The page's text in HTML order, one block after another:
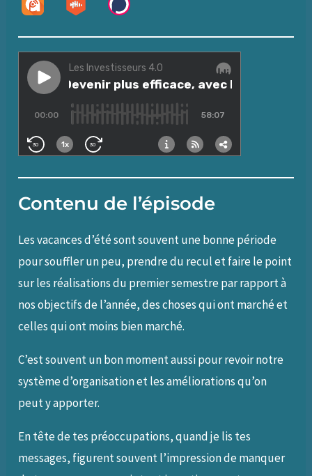
Contenu de l’épisode
Les vacances d’été sont souvent une bonne période
pour souffler un peu, prendre du recul et faire le point
sur les réalisations du premier semestre par rapport à
nos objectifs de l’année, des choses qui ont marché et
celles qui ont moins bien marché.
C’est souvent un bon moment aussi pour revoir notre
système d’organisation et les améliorations qu’on
peut y apporter.
En tête de tes préoccupations, quand je lis tes
messages, figurent souvent l’impression de manquer